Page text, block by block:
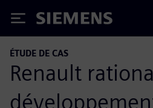
Siemens
ÉTUDE DE CAS
Renault